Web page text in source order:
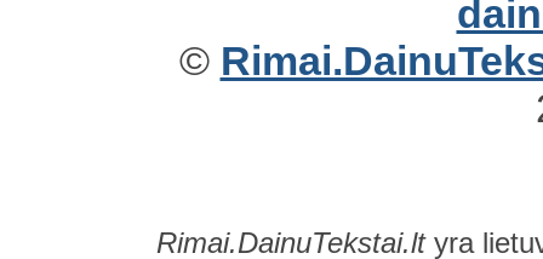
©
Rimai.DainuTekstai.ltyra